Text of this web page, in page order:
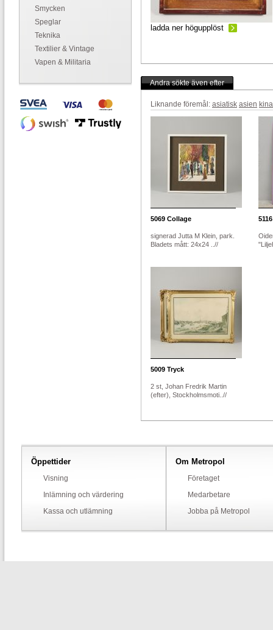
Smycken
Speglar
Teknika
Textilier & Vintage
Vapen & Militaria
ladda ner högupplöst
Andra sökte även efter
Liknande föremål: asiatisk asien kina
5069 Collage
signerad Jutta M Klein, park.
Bladets mått: 24x24 ..//
5116
5009 Tryck
2 st, Johan Fredrik Martin
(efter), Stockholmsmoti..//
Öppettider
Visning
Inlämning och värdering
Kassa och utlämning
Om Metropol
Företaget
Medarbetare
Jobba på Metropol